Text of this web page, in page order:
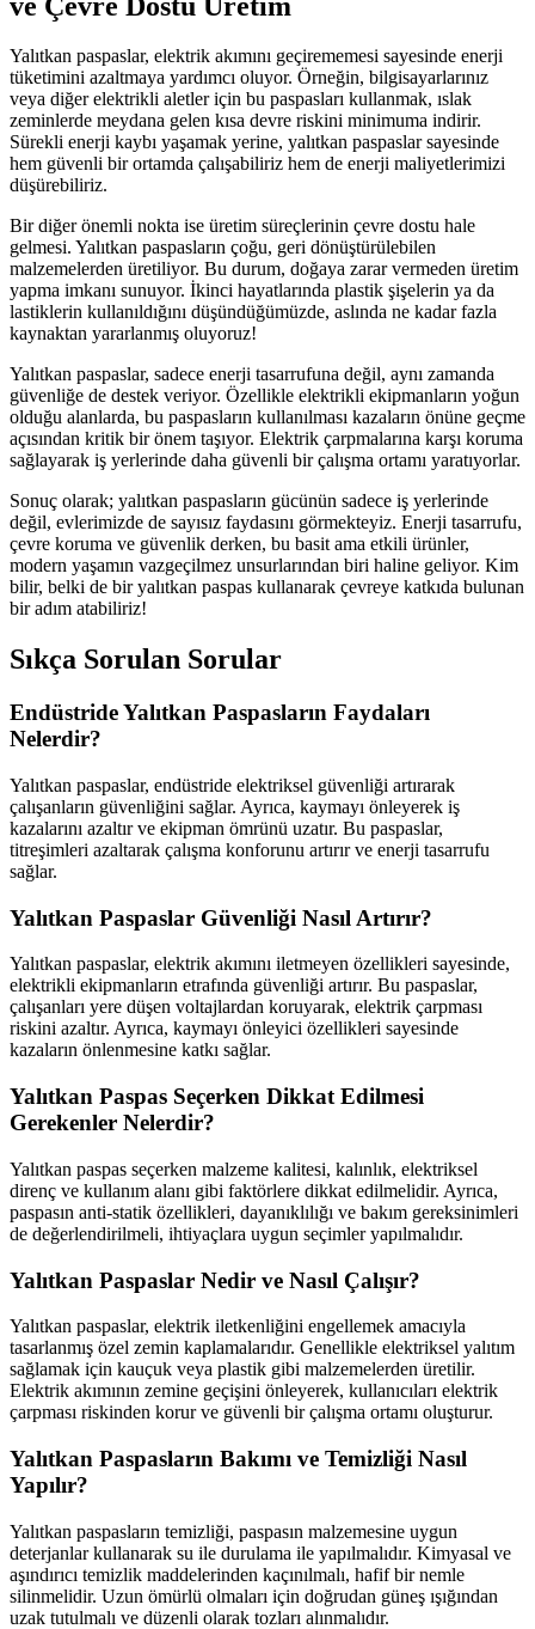
Yalıtkan paspaslar, elektrik akımını geçirememesi sayesinde enerji
tüketimini azaltmaya yardımcı oluyor. Örneğin, bilgisayarlarınız
veya diğer elektrikli aletler için bu paspasları kullanmak, ıslak
zeminlerde meydana gelen kısa devre riskini minimuma indirir.
Sürekli enerji kaybı yaşamak yerine, yalıtkan paspaslar sayesinde
hem güvenli bir ortamda çalışabiliriz hem de enerji maliyetlerimizi
düşürebiliriz.
Bir diğer önemli nokta ise üretim süreçlerinin çevre dostu hale
gelmesi. Yalıtkan paspasların çoğu, geri dönüştürülebilen
malzemelerden üretiliyor. Bu durum, doğaya zarar vermeden üretim
yapma imkanı sunuyor. İkinci hayatlarında plastik şişelerin ya da
lastiklerin kullanıldığını düşündüğümüzde, aslında ne kadar fazla
kaynaktan yararlanmış oluyoruz!
Yalıtkan paspaslar, sadece enerji tasarrufuna değil, aynı zamanda
güvenliğe de destek veriyor. Özellikle elektrikli ekipmanların yoğun
olduğu alanlarda, bu paspasların kullanılması kazaların önüne geçme
açısından kritik bir önem taşıyor. Elektrik çarpmalarına karşı koruma
sağlayarak iş yerlerinde daha güvenli bir çalışma ortamı yaratıyorlar.
Sonuç olarak; yalıtkan paspasların gücünün sadece iş yerlerinde
değil, evlerimizde de sayısız faydasını görmekteyiz. Enerji tasarrufu,
çevre koruma ve güvenlik derken, bu basit ama etkili ürünler,
modern yaşamın vazgeçilmez unsurlarından biri haline geliyor. Kim
bilir, belki de bir yalıtkan paspas kullanarak çevreye katkıda bulunan
bir adım atabiliriz!
Sıkça Sorulan Sorular
Endüstride Yalıtkan Paspasların Faydaları
Nelerdir?
Yalıtkan paspaslar, endüstride elektriksel güvenliği artırarak
çalışanların güvenliğini sağlar. Ayrıca, kaymayı önleyerek iş
kazalarını azaltır ve ekipman ömrünü uzatır. Bu paspaslar,
titreşimleri azaltarak çalışma konforunu artırır ve enerji tasarrufu
sağlar.
Yalıtkan Paspaslar Güvenliği Nasıl Artırır?
Yalıtkan paspaslar, elektrik akımını iletmeyen özellikleri sayesinde,
elektrikli ekipmanların etrafında güvenliği artırır. Bu paspaslar,
çalışanları yere düşen voltajlardan koruyarak, elektrik çarpması
riskini azaltır. Ayrıca, kaymayı önleyici özellikleri sayesinde
kazaların önlenmesine katkı sağlar.
Yalıtkan Paspas Seçerken Dikkat Edilmesi
Gerekenler Nelerdir?
Yalıtkan paspas seçerken malzeme kalitesi, kalınlık, elektriksel
direnç ve kullanım alanı gibi faktörlere dikkat edilmelidir. Ayrıca,
paspasın anti-statik özellikleri, dayanıklılığı ve bakım gereksinimleri
de değerlendirilmeli, ihtiyaçlara uygun seçimler yapılmalıdır.
Yalıtkan Paspaslar Nedir ve Nasıl Çalışır?
Yalıtkan paspaslar, elektrik iletkenliğini engellemek amacıyla
tasarlanmış özel zemin kaplamalarıdır. Genellikle elektriksel yalıtım
sağlamak için kauçuk veya plastik gibi malzemelerden üretilir.
Elektrik akımının zemine geçişini önleyerek, kullanıcıları elektrik
çarpması riskinden korur ve güvenli bir çalışma ortamı oluşturur.
Yalıtkan Paspasların Bakımı ve Temizliği Nasıl
Yapılır?
Yalıtkan paspasların temizliği, paspasın malzemesine uygun
deterjanlar kullanarak su ile durulama ile yapılmalıdır. Kimyasal ve
aşındırıcı temizlik maddelerinden kaçınılmalı, hafif bir nemle
silinmelidir. Uzun ömürlü olmaları için doğrudan güneş ışığından
uzak tutulmalı ve düzenli olarak tozları alınmalıdır.